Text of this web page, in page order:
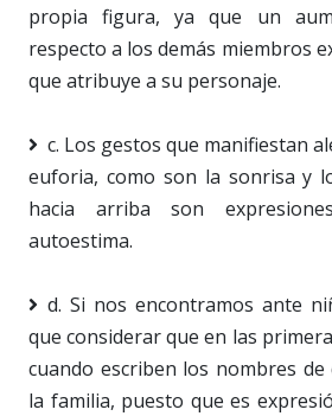
propia figura, ya que un
respecto a los demás miembros
que atribuye a su personaje.
c. Los gestos que manifiestan
euforia, como son la sonrisa y
hacia arriba son
autoestima.
d. Si nos encontramos ante
que considerar que en las
cuando escriben los nombres de
la familia, puesto que es